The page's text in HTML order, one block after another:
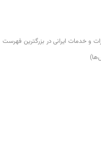
و خدمات ایرانی در بزرگترین فهرست